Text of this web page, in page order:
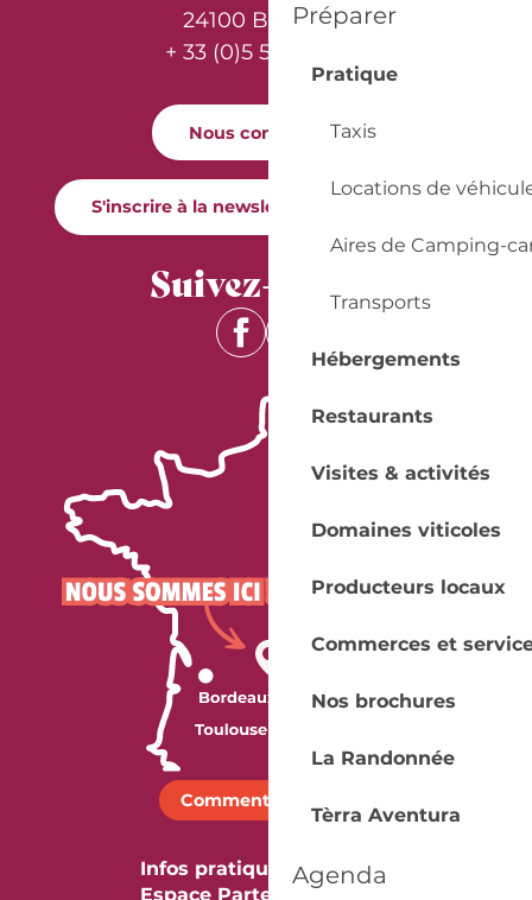
Préparer
Pratique
Taxis
Locations de
Aires de Camping-
Transports
Hébergements
Restaurants
Visites & activités
Domaines viticoles
Producteurs locaux
Commerces et
Nos brochures
La Randonnée
Tèrra Aventura
Agenda
24100 Bergerac
+ 33 (0)5 53 57 03 11
Nous contacter
S'inscrire à la newsletter Quai Cyrano
Suivez-nous !
Comment venir ?
Infos pratiques
Espace Partenaires